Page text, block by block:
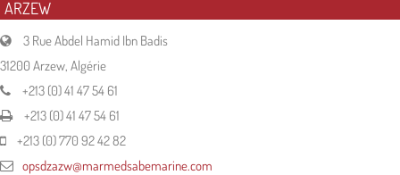
ARZEW
3 Rue Abdel Hamid Ibn Badis
31200 Arzew, Algérie
+213 (0) 41 47 54 61
+213 (0) 41 47 54 61
+213 (0) 770 92 42 82
opsdzazw@marmedsabemarine.com